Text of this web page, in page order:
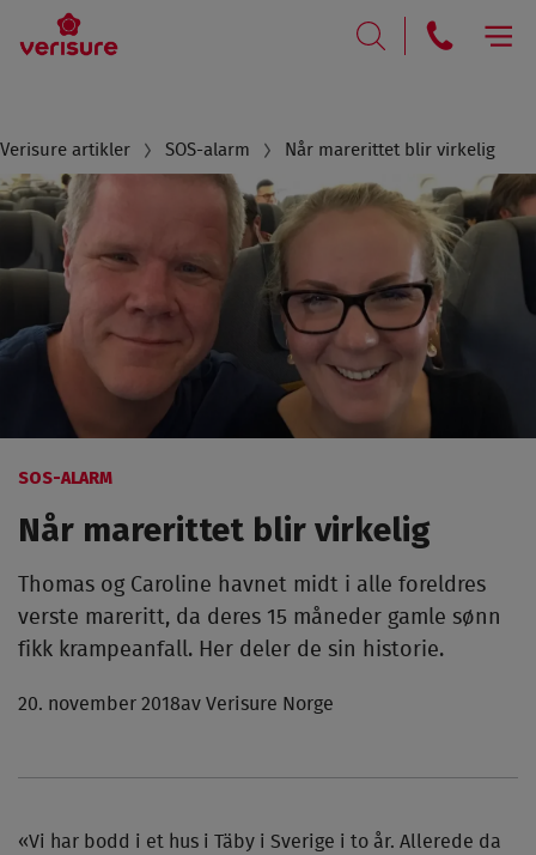
Breadcrumb
Verisure artikler SOS-alarm Når marerittet blir virkelig
SOS-ALARM
Når marerittet blir virkelig
Thomas og Caroline havnet midt i alle foreldres
verste mareritt, da deres 15 måneder gamle sønn
fikk krampeanfall. Her deler de sin historie.
20. november 2018av Verisure Norge
«Vi har bodd i et hus i Täby i Sverige i to år. Allerede da